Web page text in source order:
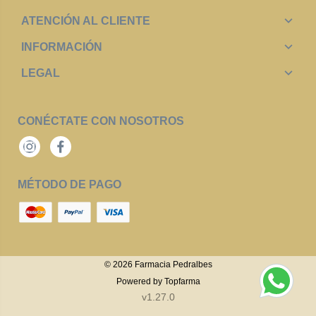
ATENCIÓN AL CLIENTE
INFORMACIÓN
LEGAL
CONÉCTATE CON NOSOTROS
InstagramFacebook
MÉTODO DE PAGO
© 2026 Farmacia Pedralbes
Powered by Topfarma
v1.27.0